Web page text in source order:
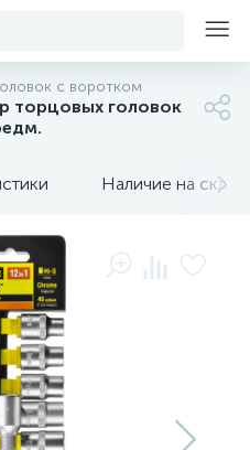
с воротком
торцовых головок
Наличие на